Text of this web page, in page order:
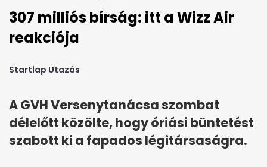
307 milliós bírság: itt a Wizz Air
reakciója
Startlap Utazás
A GVH Versenytanácsa szombat
délelőtt közölte, hogy óriási büntetést
szabott ki a fapados légitársaságra.